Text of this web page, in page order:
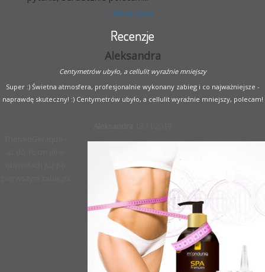
Więcej opinii
Recenzje
Aleksandra
Centymetrów ubyło, a cellulit wyraźnie mniejszy
Super :) Świetna atmosfera, profesjonalnie wykonany zabieg i co najważniejsze -
naprawdę skuteczny! :) Centymetrów ubyło, a cellulit wyraźnie mniejszy, polecam!